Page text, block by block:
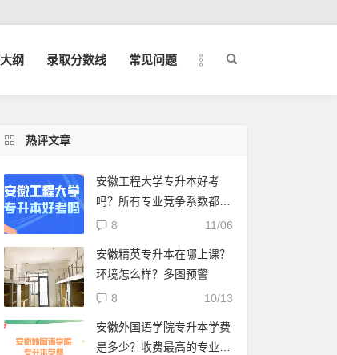
纲 录取分数线 常见问题
热评文章
安徽工程大学专升本好考
吗？所有专业竞争系数都在
这了
11/06
8
安徽精英专升本在哪上课？
环境怎么样？多图预警
10/13
8
安徽外国语学院专升本学费
是多少？收费最高的专业要